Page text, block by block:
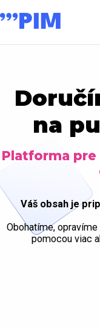
na
Platforma
Váš obsah je
Obohatíme,
pomocou viac